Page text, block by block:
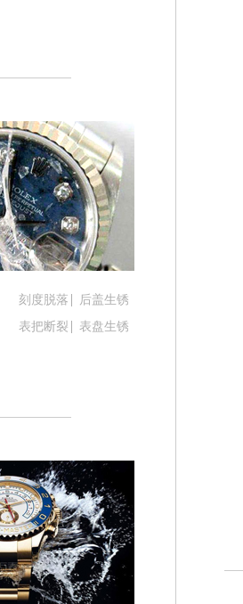
太原市迎泽区解放路15号亨得利名表服务
沈阳市沈河区中街路137号亨得利名表服务
沈阳市沈河区中街路83号亨得利名表服务中
乌鲁木齐市天山区红山路26号时代广场（
温州市鹿城区锦绣路1067号置信广场10层
哈尔滨市道里区友谊西路600号富力中心T2
大连市中山区人民路15号国际金融大厦7层G
佛山市禅城区季华五路57号万科金融中心C
东莞市东城街道鸿福东路1号民盈国贸中心
无锡市梁溪区人民中路139号恒隆广场写字
苏州市苏州工业园区星港街199号苏州中心
武汉市江汉区解放大道686号世界贸易大厦
长春市朝阳区西安大路727号中银大厦A座(
贵阳市南明区都司高架桥路33号亨特国际金
昆明市盘龙区北京路928号同德昆明广场写字
石家庄市长安区中山东路39号勒泰中心写字
西安市碑林区南关正街88号华侨城长安国际
刻度脱落
后盖生锈
表把断裂 表盘生锈